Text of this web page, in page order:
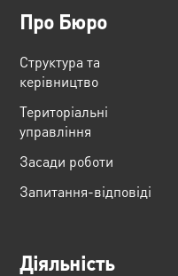
Про Бюро
Структура та
керівництво
Територіальні
управління
Засади роботи
Запитання-відповіді
Діяльність